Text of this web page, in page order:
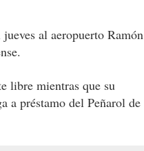
al aeropuerto Ramón
libre mientras que su
a préstamo del Peñarol de